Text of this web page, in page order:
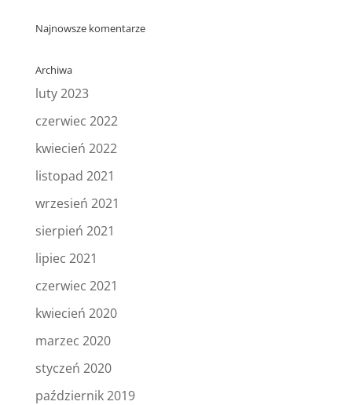
Najnowsze komentarze
Archiwa
luty 2023
czerwiec 2022
kwiecień 2022
listopad 2021
wrzesień 2021
sierpień 2021
lipiec 2021
czerwiec 2021
kwiecień 2020
marzec 2020
styczeń 2020
październik 2019